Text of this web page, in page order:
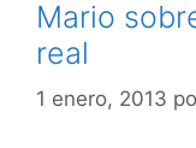
Mario
real
1 enero, 2013